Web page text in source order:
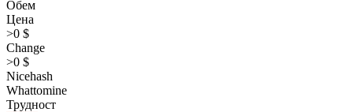
Обем
Цена
>0 $
Change
>0 $
Nicehash
Whattomine
Трудност